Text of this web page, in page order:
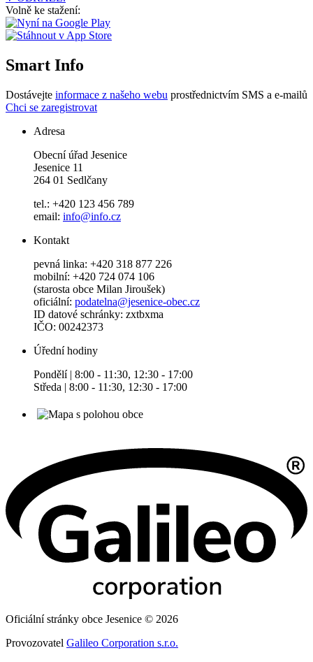
Volně ke stažení:
Smart Info
Dostávejte informace z našeho webu prostřednictvím SMS a e-mailů
Chci se zaregistrovat
Adresa
Obecní úřad Jesenice
Jesenice 11
264 01 Sedlčany
tel.: +420 123 456 789
email: info@info.cz
Kontakt
pevná linka: +420 318 877 226
mobilní: +420 724 074 106
(starosta obce Milan Jiroušek)
oficiální: podatelna@jesenice-obec.cz
ID datové schránky: zxtbxma
IČO: 00242373
Úřední hodiny
Pondělí | 8:00 - 11:30, 12:30 - 17:00
Středa | 8:00 - 11:30, 12:30 - 17:00
Oficiální stránky obce Jesenice © 2026
Provozovatel Galileo Corporation s.r.o.